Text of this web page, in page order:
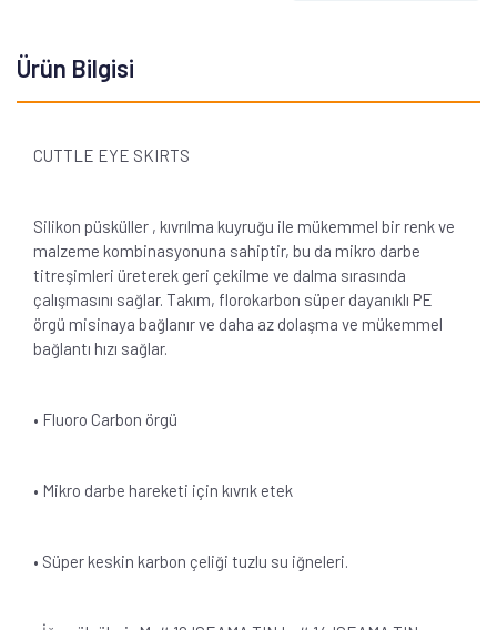
Ürün Bilgisi
CUTTLE EYE SKIRTS
Silikon püsküller , kıvrılma kuyruğu ile mükemmel bir renk ve
malzeme kombinasyonuna sahiptir, bu da mikro darbe
titreşimleri üreterek geri çekilme ve dalma sırasında
çalışmasını sağlar. Takım, florokarbon süper dayanıklı PE
örgü misinaya bağlanır ve daha az dolaşma ve mükemmel
bağlantı hızı sağlar.
• Fluoro Carbon örgü
• Mikro darbe hareketi için kıvrık etek
• Süper keskin karbon çeliği tuzlu su iğneleri.